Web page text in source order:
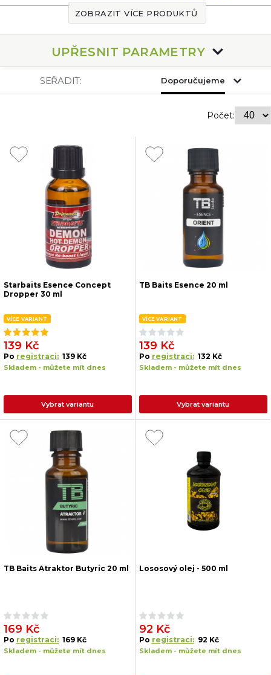
ZOBRAZIT VÍCE PRODUKTŮ
UPŘESNIT PARAMETRY
SEŘADIT: Doporučujeme
Počet:
Starbaits Esence Concept
Dropper 30 ml
VÍCE VARIANT
139 Kč
Po registraci: 139 Kč
Skladem - můžete mít dnes
Vybrat variantu
TB Baits Esence 20 ml
VÍCE VARIANT
139 Kč
Po registraci: 132 Kč
Skladem - můžete mít dnes
Vybrat variantu
TB Baits Atraktor Butyric 20 ml
169 Kč
Po registraci: 169 Kč
Skladem - můžete mít dnes
Lososový olej - 500 ml
92 Kč
Po registraci: 92 Kč
Skladem - můžete mít dnes